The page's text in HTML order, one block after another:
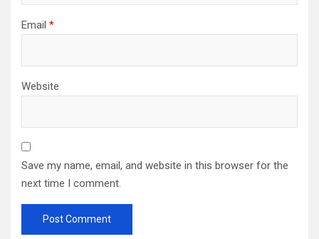
Email *
Website
Save my name, email, and website in this browser for the
next time I comment.